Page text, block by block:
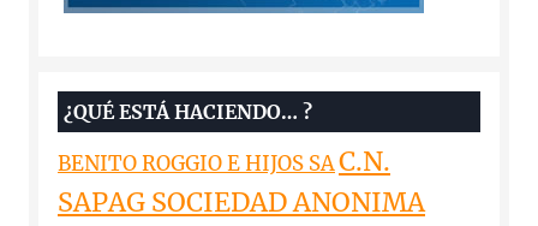
¿QUÉ ESTÁ HACIENDO… ?
BENITO ROGGIO E HIJOS SAC.N.
SAPAG SOCIEDAD ANONIMA